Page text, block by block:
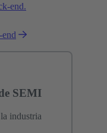
end.
SEMI
industria